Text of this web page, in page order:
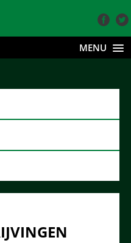
MENU